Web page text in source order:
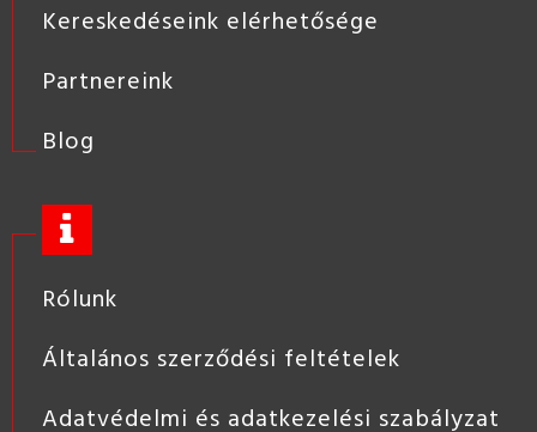
Kereskedéseink elérhetősége
Partnereink
Blog
Rólunk
Általános szerződési feltételek
Adatvédelmi és adatkezelési szabályzat